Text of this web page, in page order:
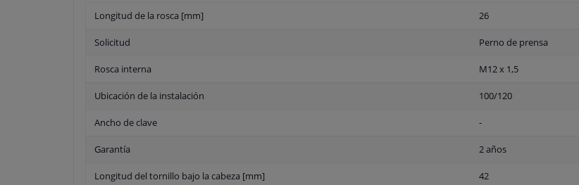
Longitud de la rosca [mm] 26
Solicitud Perno de prensa
Rosca interna M12 x 1,5
Ubicación de la instalación 100/120
Ancho de clave -
Garantía 2 años
Longitud del tornillo bajo la cabeza [mm] 42